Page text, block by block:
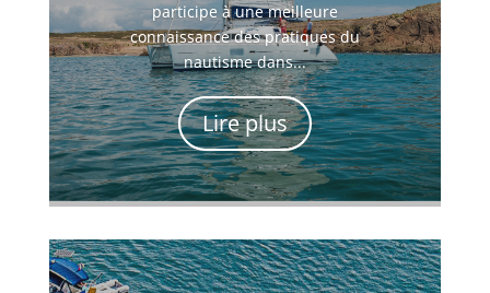
participe à une meilleure
connaissance des pratiques du
nautisme dans...
Lire plus